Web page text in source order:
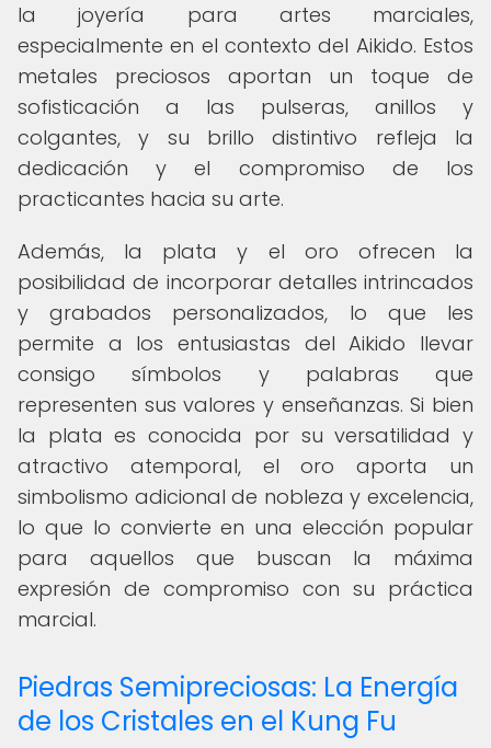
la joyería para artes marciales,
especialmente en el contexto del Aikido. Estos
metales preciosos aportan un toque de
sofisticación a las pulseras, anillos y
colgantes, y su brillo distintivo refleja la
dedicación y el compromiso de los
practicantes hacia su arte.
Además, la plata y el oro ofrecen la
posibilidad de incorporar detalles intrincados
y grabados personalizados, lo que les
permite a los entusiastas del Aikido llevar
consigo símbolos y palabras que
representen sus valores y enseñanzas. Si bien
la plata es conocida por su versatilidad y
atractivo atemporal, el oro aporta un
simbolismo adicional de nobleza y excelencia,
lo que lo convierte en una elección popular
para aquellos que buscan la máxima
expresión de compromiso con su práctica
marcial.
Piedras Semipreciosas: La Energía
de los Cristales en el Kung Fu